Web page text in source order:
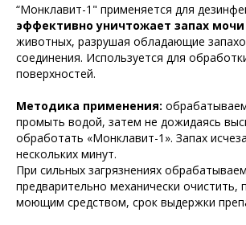
“Монклавит-1" применяется для
эффективно уничтожает запах мочи
животных, разрушая обладающие
соединения. Используется для
поверхностей.
Методика применения:
промыть водой, затем не дожидаясь
обработать «Монклавит-1». Запах
нескольких минут.
При сильных загрязнениях
предварительно механически очистить,
моющим средством, срок выдержки